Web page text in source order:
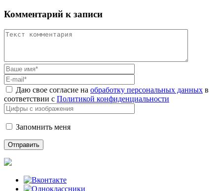
Комментарий к записи
Даю свое согласие на обработку персональных данных в
соответствии с Политикой конфиденциальности
Запомнить меня